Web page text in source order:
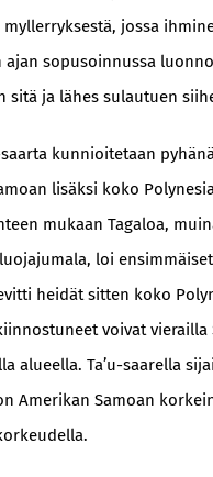
jossa
ajan sopusoinnussa
sitä ja lähes sulautuen
saarta kunnioitetaan
lisäksi koko
mukaan Tagaloa,
loi
heidät sitten koko
voivat vierailla
alueella. Ta’u-saarella
Amerikan Samoan